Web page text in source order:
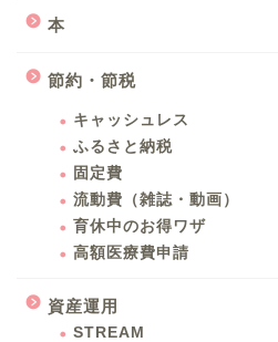
本
節約・節税
キャッシュレス
ふるさと納税
固定費
流動費（雑誌・動画）
育休中のお得ワザ
高額医療費申請
資産運用
STREAM